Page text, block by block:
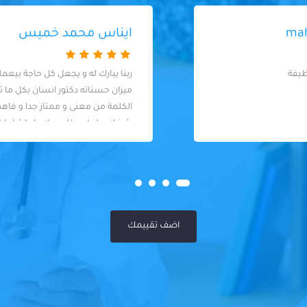
ايناس محمد خميس
ربنا يبارك له و يجعل كل حاجة بيعملها في
ميزان حسناته دكتور انسان بكل ما تحمله
الكلمة من معنى و ممتاز جدا و فاهم اوي في
شغله و لما بيطلب علاج او اشاعات بتبقي
فعلا الحالة محتاجة بيحاول علي قد ما يقدر ما
اضف تقييمك